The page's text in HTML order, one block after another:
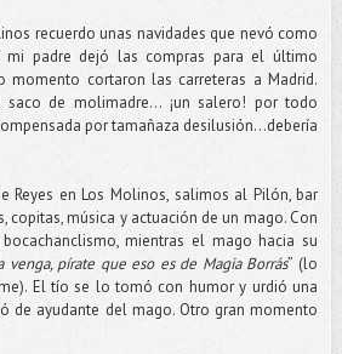
recuerdo unas navidades que nevó como
padre dejó las compras para el último
cortaron las carreteras a Madrid.
de molimadre… ¡un salero! por todo
por tamañaza desilusión…debería
Reyes en Los Molinos, salimos al Pilón, bar
copitas, música y actuación de un mago. Con
mientras el mago hacia su
venga, pírate que eso es de Magia Borrás” (lo
El tío se lo tomó con humor y urdió una
de ayudante del mago. Otro gran momento